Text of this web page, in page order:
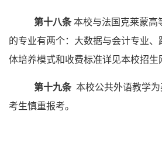
第十八条 本校与法国克莱蒙高
的专业有两个：大数据与会计专业
体培养模式和收费标准详见本校招生
第十九条 本校公共外语教学
考生慎重报考。